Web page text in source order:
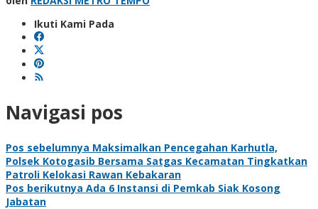
Ikuti Kami Pada
Navigasi pos
Pos sebelumnya Maksimalkan Pencegahan Karhutla,
Polsek Kotogasib Bersama Satgas Kecamatan Tingkatkan
Patroli Kelokasi Rawan Kebakaran
Pos berikutnya Ada 6 Instansi di Pemkab Siak Kosong
Jabatan